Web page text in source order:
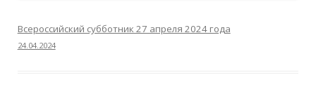
Всероссийский субботник 27 апреля 2024 года
24.04.2024